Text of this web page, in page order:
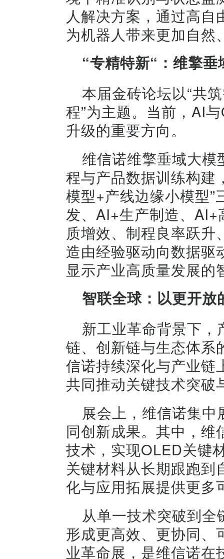
人解决方案，通过高
为机器人带来更加自然
“专精特新“：维擎
本届金砖论坛以“共
程”为主题。当前，AI
升级的重要方向。
维信诺维擎垂域大
程与产品数据训练构建
模型+产线边缘小模型
发、AI+生产制造、
质增效、制程良率跃
造由经验驱动向数据驱
显示产业高质量发展的
智联全球：以更开放
新工业革命背景下
链、创新链与生态体系
信诺持续深化与产业链
共同推动关键技术突破
展会上，维信诺集
同创新成果。其中，维
技术，实现OLED关键
关键材料从长期跟跑
化与应用拓展提供更多
从单一技术突破到
形成更高效、更协同
业革命展，是维信诺在